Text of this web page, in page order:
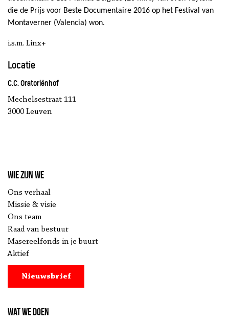
die de Prijs voor Beste Documentaire 2016 op het Festival van
Montaverner (Valencia) won.
i.s.m. Linx+
Locatie
C.C. Oratoriënhof
Mechelsestraat 111
3000 Leuven
Wie zijn we
Ons verhaal
Missie & visie
Ons team
Raad van bestuur
Masereelfonds in je buurt
Aktief
Nieuwsbrief
Wat we doen